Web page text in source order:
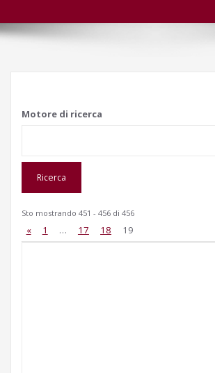
Motore di ricerca
Sto mostrando 451 - 456 di 456
« 1 … 17 18 19